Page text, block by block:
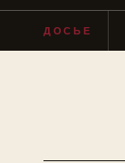
ДОСЬЕ